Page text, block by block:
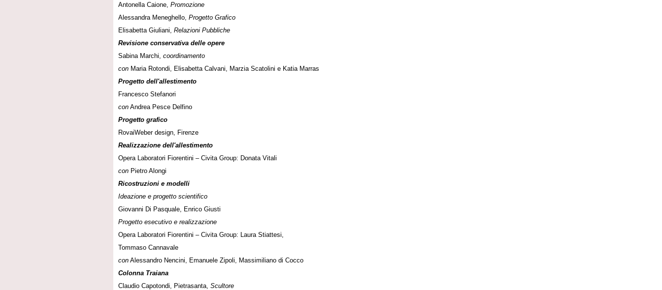
Antonella Caione, Promozione
Alessandra Meneghello, Progetto Grafico
Elisabetta Giuliani, Relazioni Pubbliche
Revisione conservativa delle opere
Sabina Marchi, coordinamento
con Maria Rotondi, Elisabetta Calvani, Marzia Scatolini e Katia Marras
Progetto dell'allestimento
Francesco Stefanori
con Andrea Pesce Delfino
Progetto grafico
RovaiWeber design, Firenze
Realizzazione dell'allestimento
Opera Laboratori Fiorentini – Civita Group: Donata Vitali
con Pietro Alongi
Ricostruzioni e modelli
Ideazione e progetto scientifico
Giovanni Di Pasquale, Enrico Giusti
Progetto esecutivo e realizzazione
Opera Laboratori Fiorentini – Civita Group: Laura Stiattesi,
Tommaso Cannavale
con Alessandro Nencini, Emanuele Zipoli, Massimiliano di Cocco
Colonna Traiana
Claudio Capotondi, Pietrasanta, Scultore